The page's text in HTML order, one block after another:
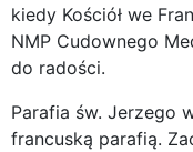
kiedy Kościół we
NMP Cudownego
do radości.
Parafia św. Jerzego
francuską parafią.